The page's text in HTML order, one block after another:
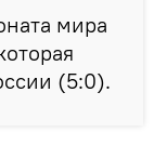
мира
(5:0).